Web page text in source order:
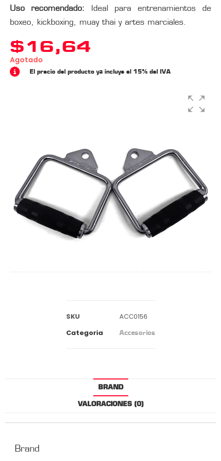
Uso recomendado:
Ideal para entrenamientos de
boxeo, kickboxing, muay thai y artes marciales.
$16,64
Agotado
El precio del producto ya incluye el 15% del IVA
SKU
ACC0156
Categoria
Accesorios
BRAND
VALORACIONES (0)
Brand